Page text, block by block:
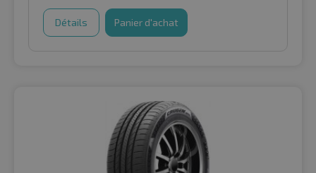
Détails Panier d'achat